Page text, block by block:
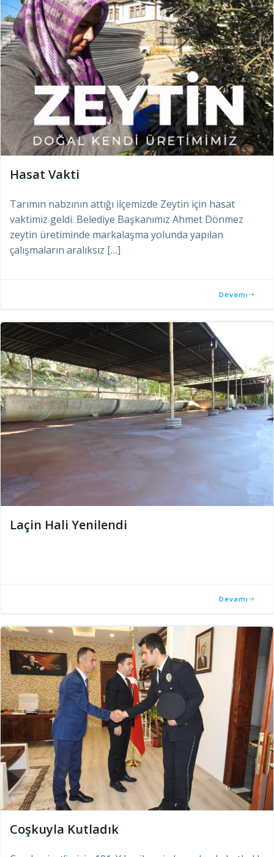
Hasat Vakti
Tarımın nabzının attığı ilçemizde Zeytin için hasat
vaktimiz geldi. Belediye Başkanımız Ahmet Dönmez
zeytin üretiminde markalaşma yolunda yapılan
çalışmaların aralıksız […]
Devamı
Laçin Hali Yenilendi
Devamı
Coşkuyla Kutladık